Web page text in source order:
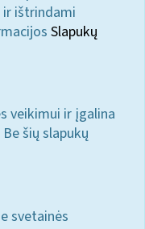
ištrindami
Slapukų
veikimui ir įgalina
šių slapukų
svetainės